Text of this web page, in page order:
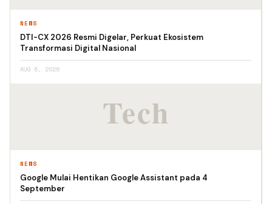
NEWS
DTI-CX 2026 Resmi Digelar, Perkuat Ekosistem
Transformasi Digital Nasional
AUG 5, 2026
NEWS
Google Mulai Hentikan Google Assistant pada 4
September